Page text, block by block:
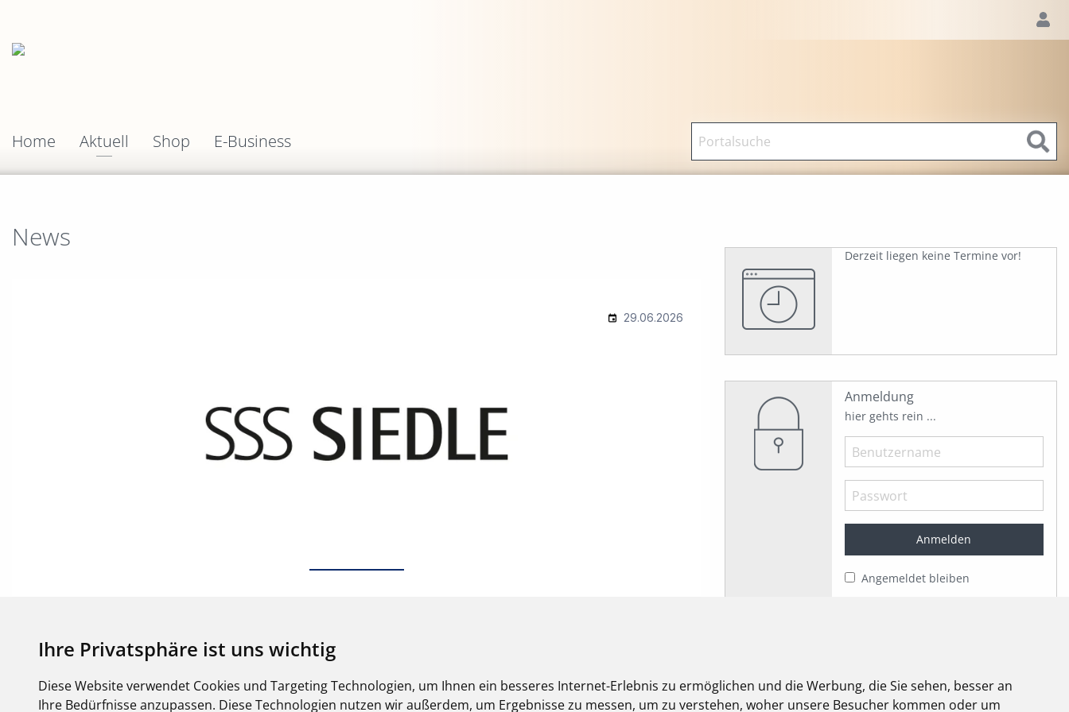
Ihre Privatsphäre ist uns wichtig
Diese Website verwendet Cookies und Targeting Technologien, um Ihnen ein besseres Internet-Erlebnis zu ermöglichen und die Werbung, die Sie sehen, besser an
Ihre Bedürfnisse anzupassen. Diese Technologien nutzen wir außerdem, um Ergebnisse zu messen, um zu verstehen, woher unsere Besucher kommen oder um
Home Aktuell Shop E-Business
News
Derzeit liegen keine Termine vor!
Anmeldung
hier gehts rein ...
Angemeldet bleiben
elektroforum